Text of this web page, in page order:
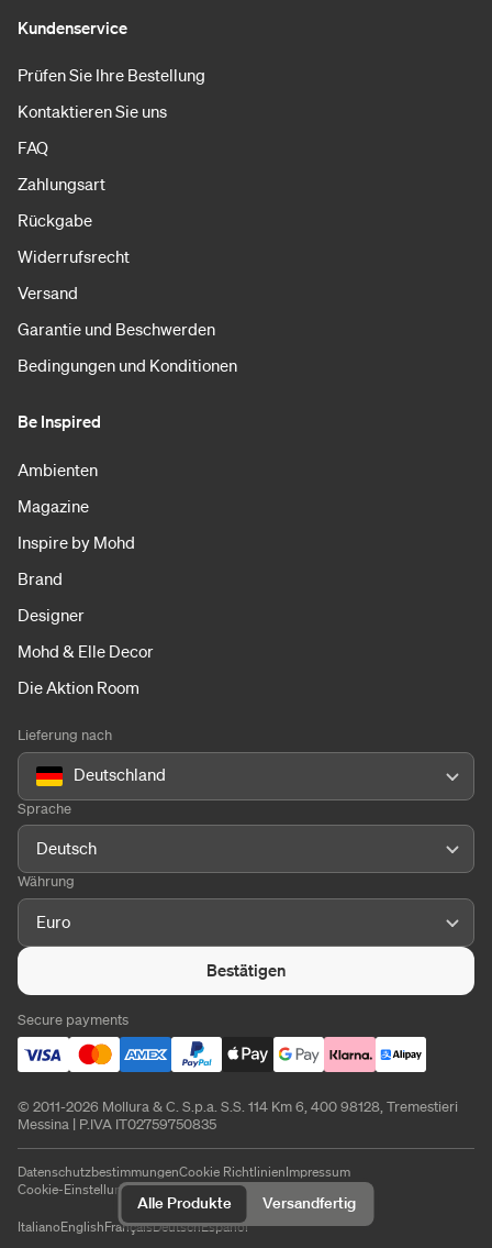
Alle Produkte Versandfertig
Kundenservice
Prüfen Sie Ihre Bestellung
Kontaktieren Sie uns
FAQ
Zahlungsart
Rückgabe
Widerrufsrecht
Versand
Garantie und Beschwerden
Bedingungen und Konditionen
Be Inspired
Ambienten
Magazine
Inspire by Mohd
Brand
Designer
Mohd & Elle Decor
Die Aktion Room
Lieferung nach
Deutschland
Sprache
Deutsch
Währung
Euro
Bestätigen
Secure payments
© 2011-2026 Mollura & C. S.p.a. S.S. 114 Km 6, 400 98128, Tremestieri
Messina | P.IVA IT02759750835
DatenschutzbestimmungenCookie RichtlinienImpressum
Cookie-Einstellungen
ItalianoEnglishFrançaisDeutschEspañol